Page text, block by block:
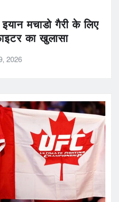
मचाडो गैरी के लिए
का खुलासा
2026